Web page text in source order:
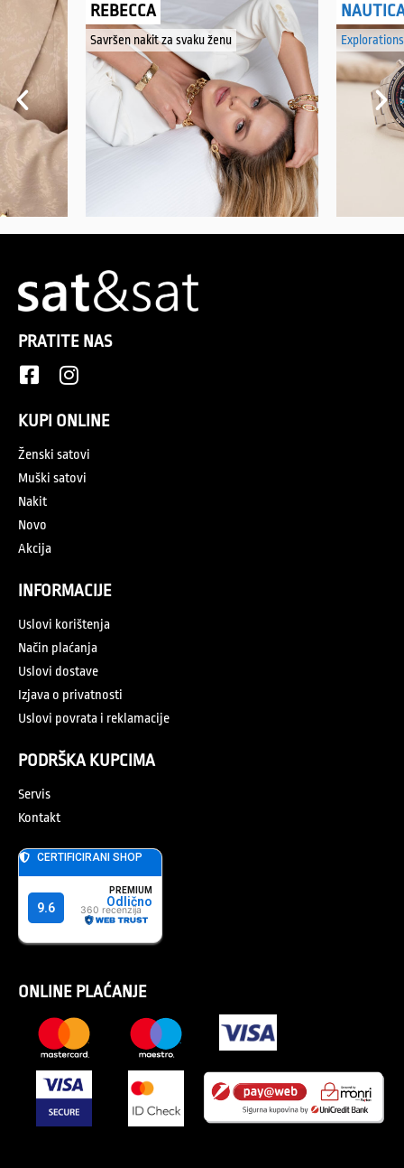
REBECCA
Savršen nakit za svaku ženu
PRATITE NAS
KUPI ONLINE
Ženski satovi
Muški satovi
Nakit
Novo
Akcija
INFORMACIJE
Uslovi korištenja
Način plaćanja
Uslovi dostave
Izjava o privatnosti
Uslovi povrata i reklamacije
PODRŠKA KUPCIMA
Servis
Kontakt
ONLINE PLAĆANJE